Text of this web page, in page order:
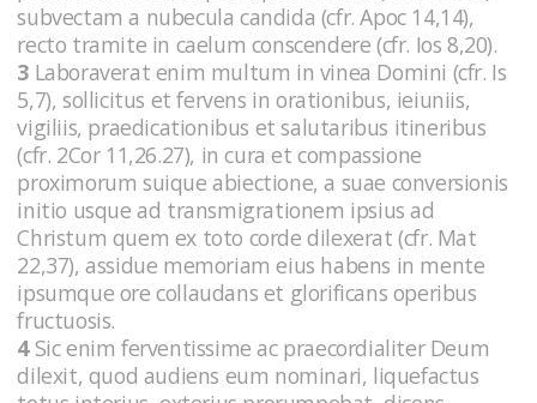
subvectam a nubecula candida (cfr. Apoc 14,14),
recto tramite in caelum conscendere (cfr. Ios 8,20).
3 Laboraverat enim multum in vinea Domini (cfr. Is
5,7), sollicitus et fervens in orationibus, ieiuniis,
vigiliis, praedicationibus et salutaribus itineribus
(cfr. 2Cor 11,26.27), in cura et compassione
proximorum suique abiectione, a suae conversionis
initio usque ad transmigrationem ipsius ad
Christum quem ex toto corde dilexerat (cfr. Mat
22,37), assidue memoriam eius habens in mente
ipsumque ore collaudans et glorificans operibus
fructuosis.
4Sic enim ferventissime ac praecordialiter Deum
dilexit, quod audiens eum nominari, liquefactus